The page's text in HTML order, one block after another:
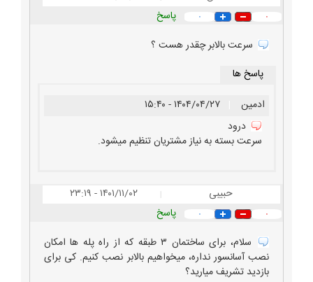
۰ ۰
پاسخ
سرعت بالابر چقدر هست ؟
پاسخ ها
ادمین
۱۴۰۴/۰۴/۲۷ - ۱۵:۴۰
درود
سرعت بسته به نیاز مشتریان تنظیم میشود.
حبیبی | ۱۴۰۱/۱۱/۰۲ - ۲۳:۱۹
۰ ۰
پاسخ
سلام، برای ساختمان ۳ طبقه که از راه پله ها امکان
نصب آسانسور نداره، میخواهیم بالابر نصب کنیم. کی برای
بازدید تشریف میارید؟